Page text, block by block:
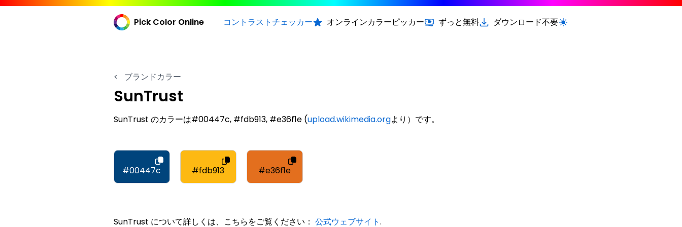
Pick Color Online コントラストチェッカー オンラインカラーピッカー ずっと無料 ダウンロード不要ライト/ダークモードを切り替える
< ブランドカラー
SunTrust
SunTrust のカラーは#00447c, #fdb913, #e36f1e (upload.wikimedia.orgより）です。
#00447c #fdb913 #e36f1e
SunTrust について詳しくは、こちらをご覧ください： 公式ウェブサイト.